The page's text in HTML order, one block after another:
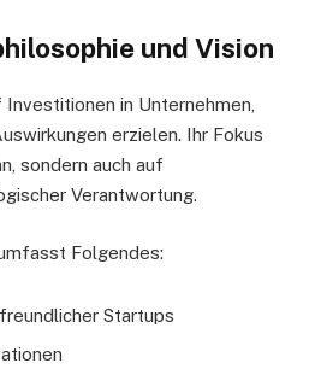
und Vision
in Unternehmen,
erzielen. Ihr Fokus
sondern auch auf
Verantwortung.
Folgendes:
Startups